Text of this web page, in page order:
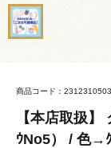
商品コード：
【本店取扱
ｳNo5） / 色→